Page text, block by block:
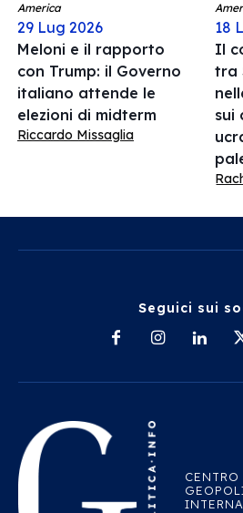
America
29 Lug 2026
Meloni e il rapporto
con Trump: il Governo
italiano attende le
elezioni di midterm
Riccardo Missaglia
18
Il
tra
sui
Seguici sui